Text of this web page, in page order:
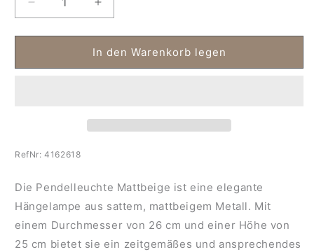
Verringere
die
Menge
Pendelleuchte
Erhöhe
die
Menge
für
Pendelleuchte
In den Warenkorb legen
RefNr:4162618
Die Pendelleuchte Mattbeige ist eine elegante
Hängelampe aus sattem, mattbeigem Metall. Mit
einem Durchmesser von 26 cm und einer Höhe von
25 cm bietet sie ein zeitgemäßes und ansprechendes